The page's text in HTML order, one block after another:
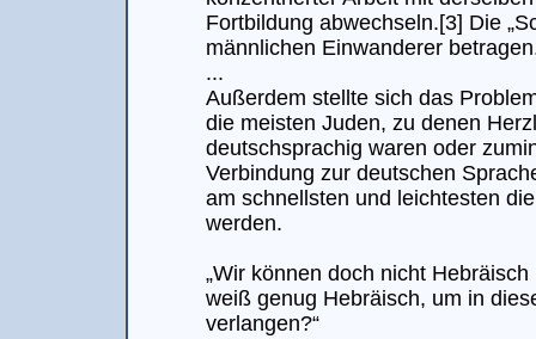
Fortbildung abwechseln.[3] Die
männlichen Einwanderer
...
Außerdem stellte sich das
die meisten Juden, zu denen
deutschsprachig waren oder
Verbindung zur deutschen
am schnellsten und leichtesten
werden.
„Wir können doch nicht
weiß genug Hebräisch, um in
verlangen?“